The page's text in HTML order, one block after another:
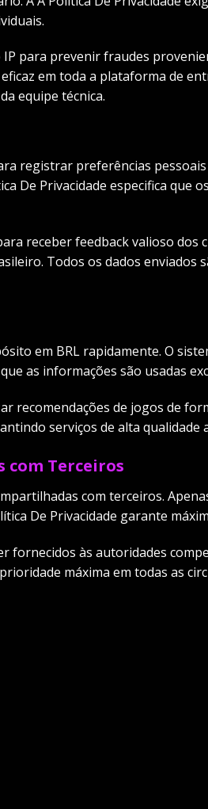
para prevenir fraudes
em toda a plataforma de
equipe técnica.
registrar preferências
De Privacidade especifica que
receber feedback valioso dos
Todos os dados
em BRL rapidamente. O
as informações são usadas
recomendações de jogos de
serviços de alta qualidade
Terceiros
com terceiros.
De Privacidade garante
fornecidos às autoridades
máxima em todas as